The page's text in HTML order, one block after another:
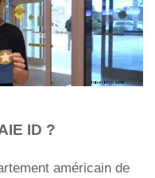
ID ?
américain de